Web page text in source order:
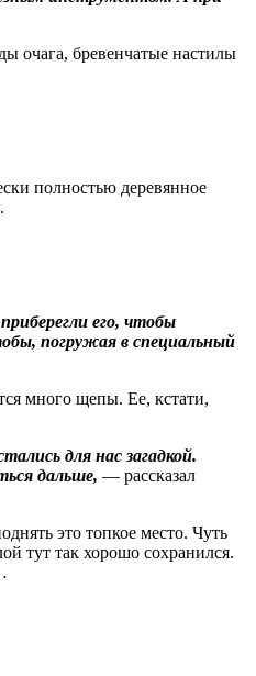
очага, бревенчатые настилы
полностью деревянное
его, чтобы
погружая в специальный
много щепы. Ее, кстати,
для нас загадкой.
дальше, — рассказал
это топкое место. Чуть
тут так хорошо сохранился.